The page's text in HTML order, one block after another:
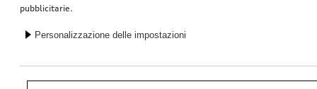
pubblicitarie.
Personalizzazione delle impostazioni